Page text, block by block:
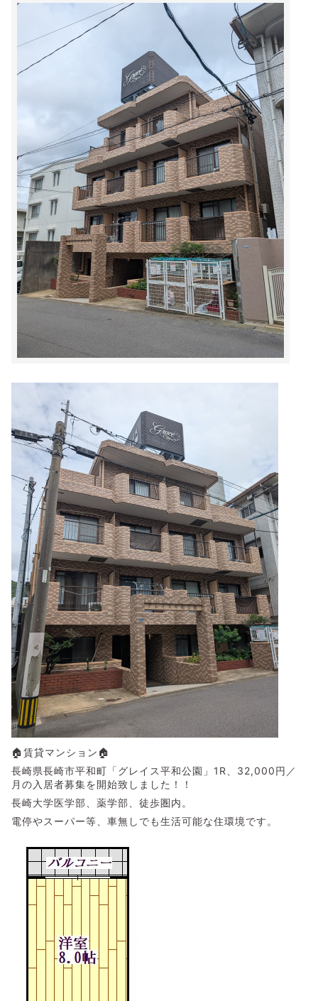
🏠賃貸マンション🏠
長崎県長崎市平和町「グレイス平和公園」1R、32,000円／
月の入居者募集を開始致しました！！
長崎大学医学部、薬学部、徒歩圏内。
電停やスーパー等、車無しでも生活可能な住環境です。